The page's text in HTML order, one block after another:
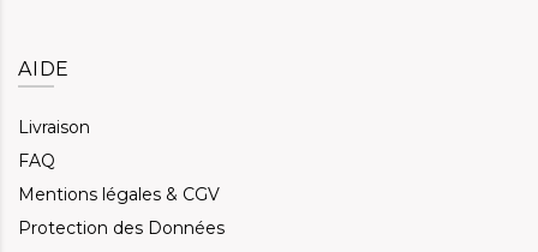
AIDE
Livraison
FAQ
Mentions légales & CGV
Protection des Données